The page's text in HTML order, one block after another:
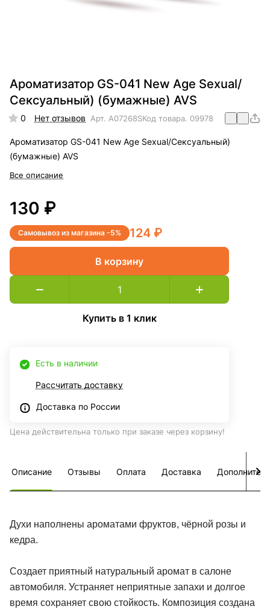
Ароматизатор GS-041 New Age Sexual/
Сексуальный) (бумажные) AVS
0 Нет отзывов Арт. A07268SКод товара. 09978
Ароматизатор GS-041 New Age Sexual/Сексуальный)
(бумажные) AVS
Все описание
130 ₽
Самовывоз из магазина -5% 124 ₽
В корзину
Купить в 1 клик
Есть в наличии
Рассчитать доставку
Доставка по России
Цена действительна только при заказе через корзину!
Описание Отзывы Оплата Доставка
Духи наполнены ароматами фруктов, чёрной розы и
кедра.
Создает приятный натуральный аромат в салоне
автомобиля. Устраняет неприятные запахи и долгое
время сохраняет свою стойкость. Композиция создана